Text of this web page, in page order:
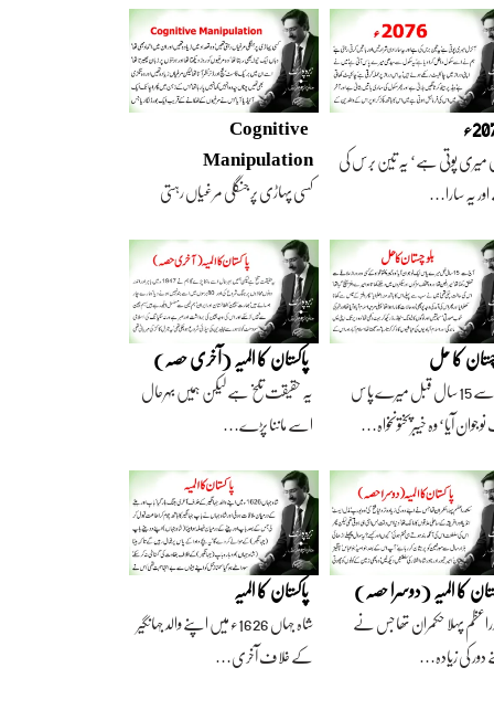
میری پوتی ہے‘ یہ تین برس کی
یہ سارا…
Cognitive
Manipulation
کسی پہاڑی پر جنگلی مرغیاں رہتی
کا حل
آج سے 15 سال قبل میرے پاس
آیا‘ وہ خیبرپختونخواہ…
پاکستان کا المیہ (آخری حصہ)
یہ حقیقت تلخ ہے لیکن ہمیں بہرحال
اسے ماننا پڑے…
کا المیہ (دوسرا حصہ)
پہلا حکمران تھا جس نے
کی زیادہ…
پاکستان کا المیہ
شاہ جہاں 1626ء میں اپنے والد جہانگیر
کے خلاف آخری…